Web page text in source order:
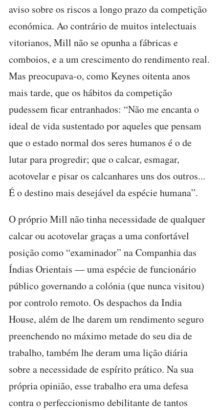
aviso sobre os riscos a longo prazo da competição
económica. Ao contrário de muitos intelectuais
vitorianos, Mill não se opunha a fábricas e
comboios, e a um crescimento do rendimento real.
Mas preocupava-o, como Keynes oitenta anos
mais tarde, que os hábitos da competição
pudessem ficar entranhados: “Não me encanta o
ideal de vida sustentado por aqueles que pensam
que o estado normal dos seres humanos é o de
lutar para progredir; que o calcar, esmagar,
acotovelar e pisar os calcanhares uns dos outros...
É o destino mais desejável da espécie humana”.
O próprio Mill não tinha necessidade de qualquer
calcar ou acotovelar graças a uma confortável
posição como “examinador” na Companhia das
Índias Orientais — uma espécie de funcionário
público governando a colónia (que nunca visitou)
por controlo remoto. Os despachos da India
House, além de lhe darem um rendimento seguro
preenchendo no máximo metade do seu dia de
trabalho, também lhe deram uma lição diária
sobre a necessidade de espírito prático. Na sua
própria opinião, esse trabalho era uma defesa
contra o perfeccionismo debilitante de tantos